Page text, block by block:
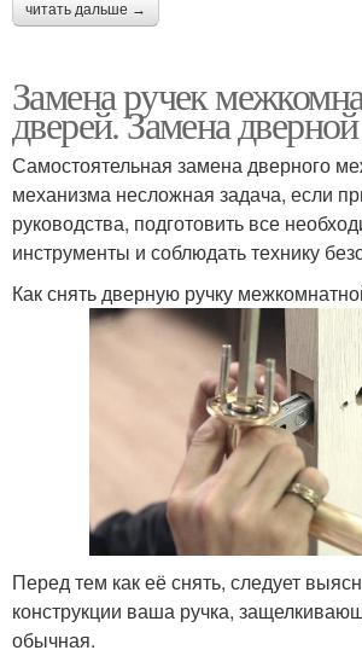
читать дальше →
Замена ручек
дверей. Замена
Самостоятельная замена дверного
механизма несложная задача, если
руководства, подготовить все
инструменты и соблюдать технику
Как снять дверную ручку
Перед тем как её снять, следует
конструкции ваша ручка,
обычная.